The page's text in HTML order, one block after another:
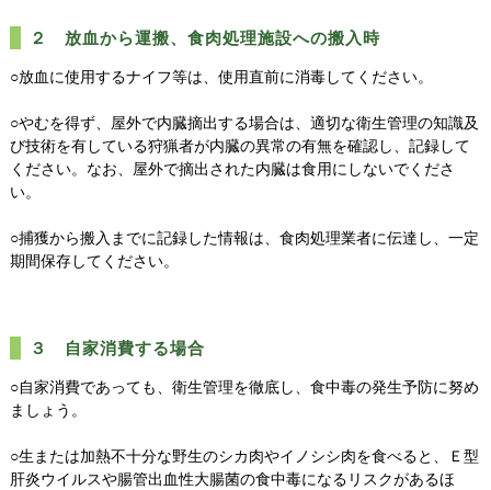
２ 放血から運搬、食肉処理施設への搬入時
○放血に使用するナイフ等は、使用直前に消毒してください。
○やむを得ず、屋外で内臓摘出する場合は、適切な衛生管理の知識及
び技術を有している狩猟者が内臓の異常の有無を確認し、記録して
ください。なお、屋外で摘出された内臓は食用にしないでくださ
い。
○捕獲から搬入までに記録した情報は、食肉処理業者に伝達し、一定
期間保存してください。
３ 自家消費する場合
○自家消費であっても、衛生管理を徹底し、食中毒の発生予防に努め
ましょう。
○生または加熱不十分な野生のシカ肉やイノシシ肉を食べると、Ｅ型
肝炎ウイルスや腸管出血性大腸菌の食中毒になるリスクがあるほ